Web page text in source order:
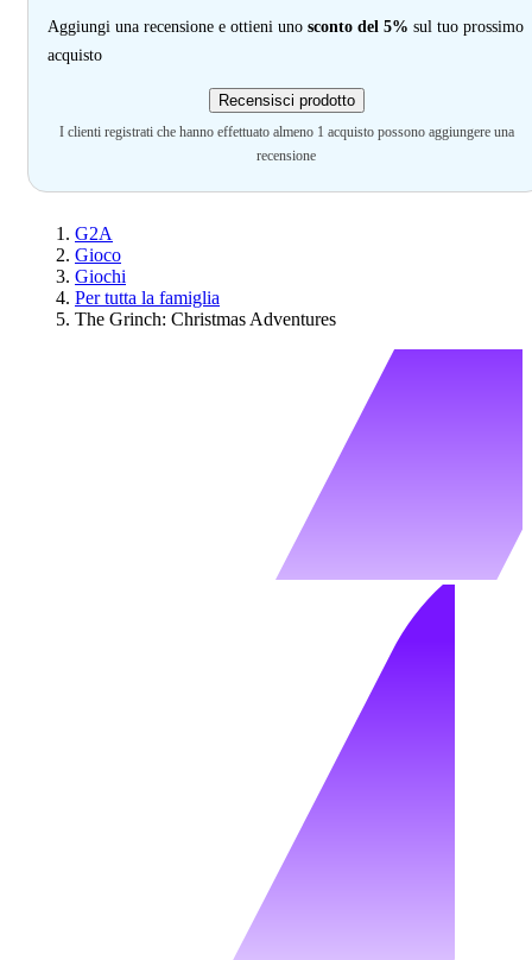
Aggiungi una recensione e ottieni uno sconto del 5% sul tuo prossimo
acquisto
Recensisci prodotto
I clienti registrati che hanno effettuato almeno 1 acquisto possono aggiungere una
recensione
G2A
Gioco
Giochi
Per tutta la famiglia
The Grinch: Christmas Adventures